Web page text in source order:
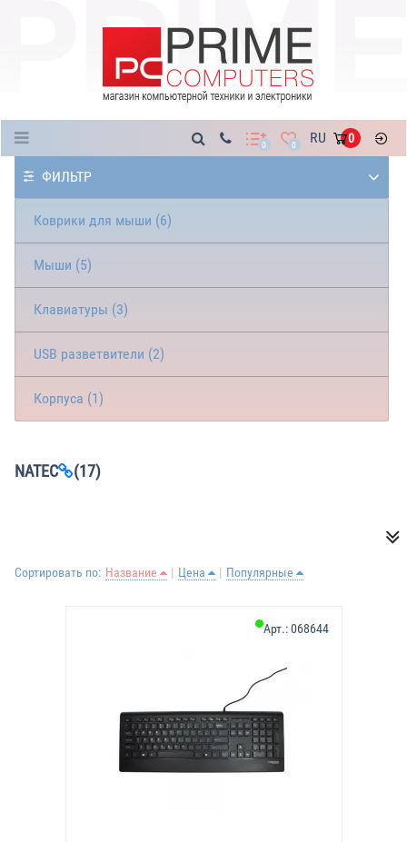
0 0 RU 0
ФИЛЬТР
Коврики для мыши (6)
Мыши (5)
Клавиатуры (3)
USB разветвители (2)
Корпуса (1)
NATEC (17)
Сортировать по: Название Цена Популярные
Арт.:068644